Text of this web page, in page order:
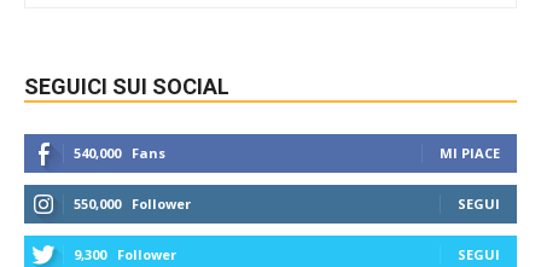
SEGUICI SUI SOCIAL
540,000 Fans MI PIACE
550,000 Follower SEGUI
9,300 Follower SEGUI